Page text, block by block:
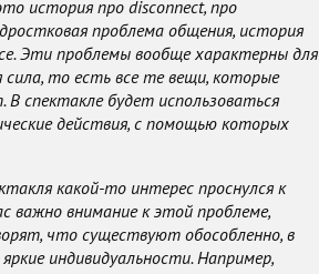
история проdisconnect, про
проблема общения, история
Эти проблемы вообще характерны для
сила, то есть все те вещи, которые
спектакле будет использоваться
действия, с помощью которых
какой-то интерес проснулся к
внимание к этой проблеме,
что существуют обособленно, в
индивидуальности. Например,